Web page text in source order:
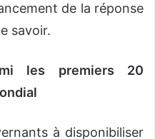
de la réponse
savoir.
les premiers 20
à disponibiliser